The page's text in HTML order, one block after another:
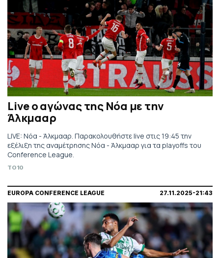
Live ο αγώνας της Νόα με την
Άλκμααρ
LIVE: Νόα - Άλκμααρ. Παρακολουθήστε live στις 19:45 την
εξέλιξη της αναμέτρησης Νόα - Άλκμααρ για τα playoffs του
Conference League.
TO10
EUROPA CONFERENCE LEAGUE 27.11.2025-21:43